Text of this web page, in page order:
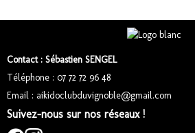
Contact : Sébastien SENGEL
Téléphone : 07 72 72 96 48
Email : aikidoclubduvignoble@gmail.com
Suivez-nous sur nos réseaux !